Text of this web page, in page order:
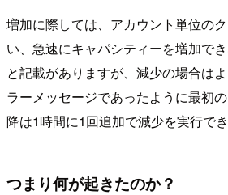
増加に際しては、アカウント単位の
い、急速にキャパシティーを増加で
と記載がありますが、減少の場合は
ラーメッセージであったように最初
降は1時間に1回追加で減少を実行で
つまり何が起きたのか？